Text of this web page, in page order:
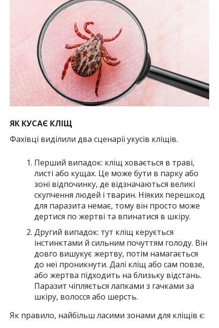
ЯК КУСАЄ КЛІЩ
Фахівці виділили два сценарії укусів кліщів.
Перший випадок: кліщ ховається в траві,
листі або кущах. Це може бути в парку або
зоні відпочинку, де відзначаються великі
скупчення людей і тварин. Ніяких перешкод
для паразита немає, тому він просто може
дертися по жертві та впинатися в шкіру.
Другий випадок: тут кліщ керується
інстинктами й сильним почуттям голоду. Він
довго вишукує жертву, потім намагається
до неї проникнути. Далі кліщ або сам повзе,
або жертва підходить на близьку відстань.
Паразит чіпляється лапками з гачками за
шкіру, волосся або шерсть.
Як правило, найбільш ласими зонами для кліщів є: